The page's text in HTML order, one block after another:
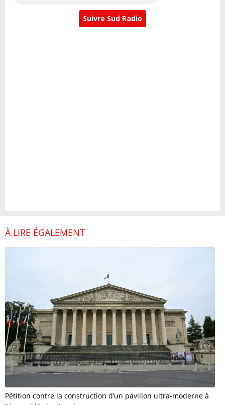
Suivre Sud Radio
À LIRE ÉGALEMENT
Pétition contre la construction d’un pavillon ultra-moderne à